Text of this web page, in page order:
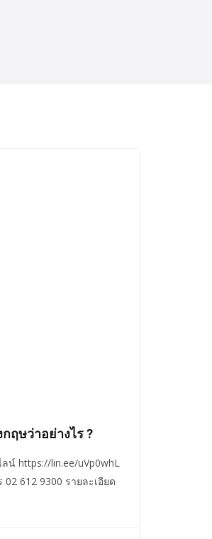
ฤษว่าอย่างไร ?
น์ https://lin.ee/uVp0whL
612 9300 รายละเอียด